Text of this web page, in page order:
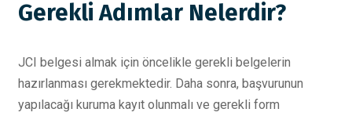
Gerekli Adımlar Nelerdir?
JCI belgesi almak için öncelikle gerekli belgelerin
hazırlanması gerekmektedir. Daha sonra, başvurunun
yapılacağı kuruma kayıt olunmalı ve gerekli form